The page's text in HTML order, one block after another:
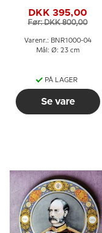
DKK 395,00
Før: DKK 800,00
Varenr.: BNR1000-04
Mål: Ø: 23 cm
PÅ LAGER
Se vare